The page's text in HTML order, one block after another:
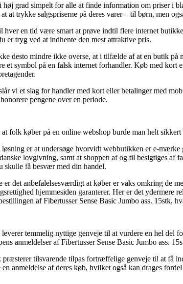
høj grad simpelt for alle at finde information om priser i
at at trykke salgspriserne på deres varer – til børn, men
hver en tid være smart at prøve indtil flere internet
er tryg ved at indhente den mest attraktive pris.
desto mindre ikke overse, at i tilfælde af at en butik på
et symbol på en falsk internet forhandler. Køb med kort
vi et slag for handler med kort eller betalinger med
pengene over en periode.
folk køber på en online webshop burde man helt
løsning er at undersøge hvorvidt webbutikken er e-
lovgivning, samt at shoppen af og til besigtiges af
skulle få besvær med din handel.
er det anbefalelsesværdigt at køber er vaks omkring de
hjemmesiden garanterer. Her er det ydermere
af Fibertusser Sense Basic Jumbo ass. 15stk,
temmelig nyttige genveje til at vurdere en hel del
anmeldelser af Fibertusser Sense Basic Jumbo ass.
præsterer tilsvarende tilpas fortræffelige genveje til at få
anmeldelse af deres køb, hvilket også kan drages